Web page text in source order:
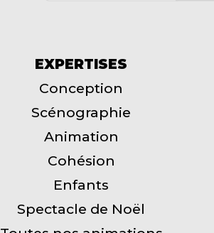
EXPERTISES
Conception
Scénographie
Animation
Cohésion
Enfants
Spectacle de Noël